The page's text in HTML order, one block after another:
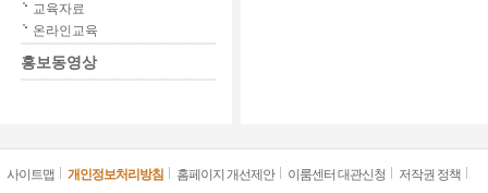
교육자료
온라인교육
홍보동영상
사이트맵 개인정보처리방침 홈페이지 개선제안 이룸센터 대관신청 저작권 정책